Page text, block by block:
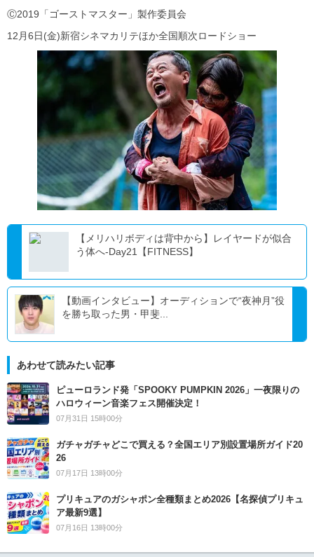
Ⓒ2019「ゴーストマスター」製作委員会
12月6日(金)新宿シネマカリテほか全国順次ロードショー
【メリハリボディは背中から】レイヤードが似合
う体へ-Day21【FITNESS】
【動画インタビュー】オーディションで“夜神月”役
を勝ち取った男・甲斐...
あわせて読みたい記事
ピューロランド発「SPOOKY PUMPKIN 2026」一夜限りの
ハロウィーン音楽フェス開催決定！
07月31日 15時00分
ガチャガチャどこで買える？全国エリア別設置場所ガイド20
26
07月17日 13時00分
プリキュアのガシャポン全種類まとめ2026【名探偵プリキュ
ア最新9選】
07月16日 13時00分